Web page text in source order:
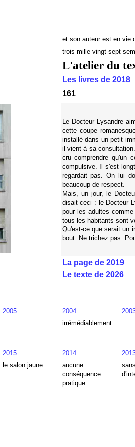
et son auteur est en vie
trois mille vingt-sept
L'atelier du
Les livres de 2018
161
Le Docteur Lysandre
cette coupe
installé dans un petit
il vient à sa
cru comprendre qu'un
compulsive. Il s'est
regardait pas. On lui
beaucoup de respect.
Mais, un jour, le
disait ceci : le Docteur
pour les adultes
tous les habitants sont
Qu'est-ce que serait un
bout. Ne trichez pas.
La page de 2019
Le texte de 2026
2005 2004 2003
irrémédiablement
2015 2014 2013
le salon jaune
aucune
conséquence
pratique